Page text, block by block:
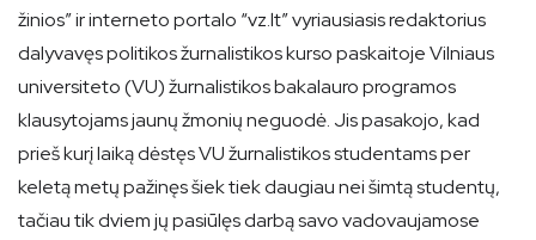
žinios” ir interneto portalo “vz.lt” vyriausiasis redaktorius
dalyvavęs politikos žurnalistikos kurso paskaitoje Vilniaus
universiteto (VU) žurnalistikos bakalauro programos
klausytojams jaunų žmonių neguodė. Jis pasakojo, kad
prieš kurį laiką dėstęs VU žurnalistikos studentams per
keletą metų pažinęs šiek tiek daugiau nei šimtą studentų,
tačiau tik dviem jų pasiūlęs darbą savo vadovaujamose